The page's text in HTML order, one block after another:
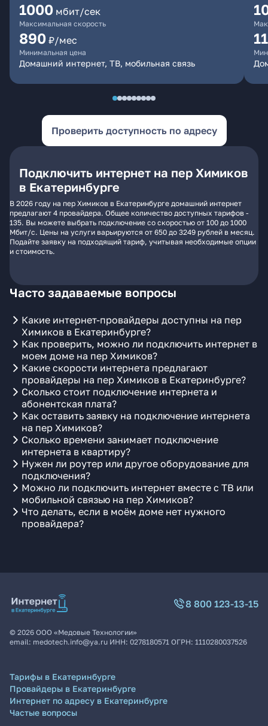
1000 мбит/сек
Максимальная скорость
890 ₽/мес
Минимальная цена
Домашний интернет, ТВ, мобильная связь
Проверить доступность по адресу
Подключить интернет на пер Химиков
в Екатеринбурге
В 2026 году на пер Химиков в Екатеринбурге домашний интернет
предлагают 4 провайдера. Общее количество доступных тарифов -
135. Вы можете выбрать подключение со скоростью от 100 до 1000
Мбит/с. Цены на услуги варьируются от 650 до 3249 рублей в месяц.
Подайте заявку на подходящий тариф, учитывая необходимые опции
и стоимость.
Часто задаваемые вопросы
Какие интернет-провайдеры доступны на пер
Химиков в Екатеринбурге?
Как проверить, можно ли подключить интернет в
моем доме на пер Химиков?
Какие скорости интернета предлагают
провайдеры на пер Химиков в Екатеринбурге?
Сколько стоит подключение интернета и
абонентская плата?
Как оставить заявку на подключение интернета
на пер Химиков?
Сколько времени занимает подключение
интернета в квартиру?
Нужен ли роутер или другое оборудование для
подключения?
Можно ли подключить интернет вместе с ТВ или
мобильной связью на пер Химиков?
Что делать, если в моём доме нет нужного
провайдера?
8 800 123-13-15
© 2026 ООО «Медовые Технологии»
email: medotech.info@ya.ru ИНН: 0278180571 ОГРН: 1110280037526
Тарифы в Екатеринбурге
Провайдеры в Екатеринбурге
Интернет по адресу в Екатеринбурге
Частые вопросы